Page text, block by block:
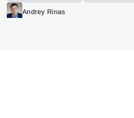
Patrones de Trading
Andrey Rinas